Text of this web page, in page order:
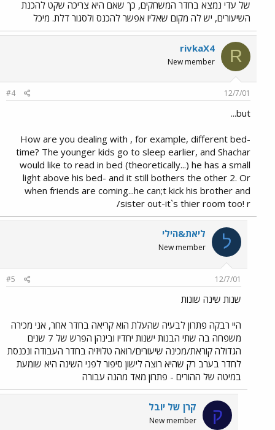
של עדי נמצא בחדר המשחקים, כך שאם היא צריכה שקט להכנת
השיעורים, יש לה מקום שאליו אפשר להכנס ולסגור דלת. מיכל
R
rivkaX4
New member
12/7/01
#4
but...
How are you dealing with , for example, different bed-
time? The younger kids go to sleep earlier, and Shachar
would like to read in bed (theoretically...) he has a small
light above his bed- and it still bothers the other 2. Or
when friends are coming...he can;t kick his brother and
sister out-it`s thier room too! r/
ל ליאת&הילי
New member
12/7/01
#5
שנות שינה שונות
היי רבקה פתרון לבעיה שהעלת הוא קריאה בחדר אחר, אני מכירה
משפחה בה שתי הבנות ישנות יחדיו ובינהן הפרש של 7 שנים
הגדולה קוראת/מכינה שיעורים/רואה טלויזיה בחדר העבודה ונכנסת
לחדר בערב רק שהיא רוצה לישון סיפור לפני השינה היא שומעת
במיטה של ההורים - פתרון מאד מהנה עבורה
ק קרן של יובל
New member